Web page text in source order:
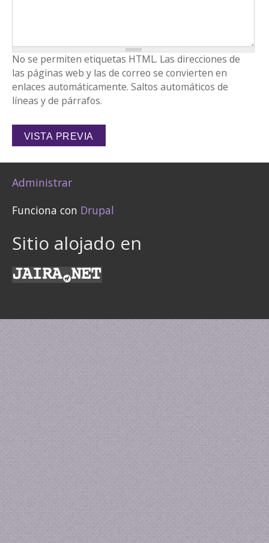
No se permiten etiquetas HTML. Las direcciones de
las páginas web y las de correo se convierten en
enlaces automáticamente. Saltos automáticos de
líneas y de párrafos.
Administrar
Funciona con Drupal
Sitio alojado en